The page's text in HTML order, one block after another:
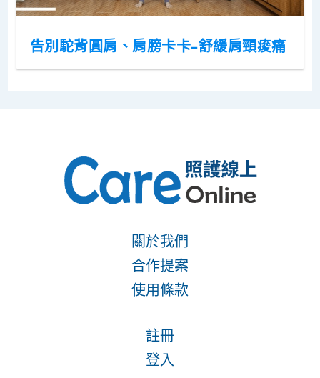
告別駝背圓肩、肩膀卡卡–舒緩肩頸痠痛
關於我們
合作提案
使用條款
註冊
登入